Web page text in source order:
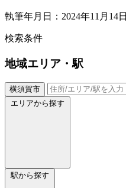
執筆年月日：2024年11月14日
検索条件
地域エリア・駅
横須賀市
エリアから探す
駅から探す